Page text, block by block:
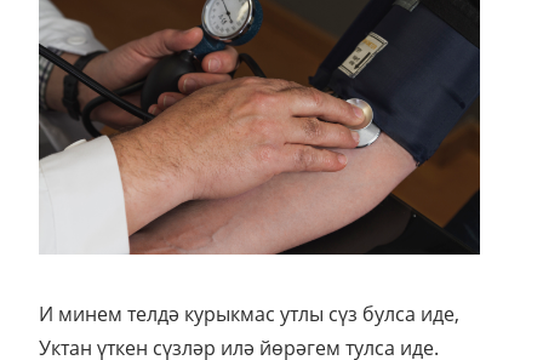
И минем телдә курыкмас утлы сүз булса иде,
Уктан үткен сүзләр илә йөрәгем тулса иде.